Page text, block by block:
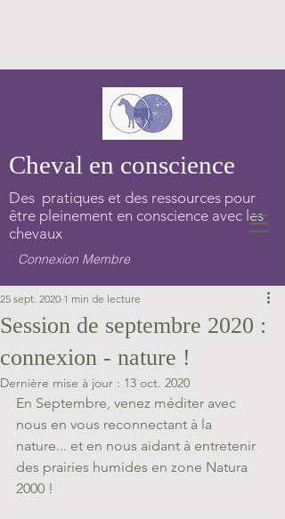
Cheval en conscience
Des pratiques et des ressources pour
être pleinement en conscience avec les
chevaux
Connexion Membre
Session de septembre 2020 :
connexion - nature !
25 sept. 2020 1 min de lecture
Dernière mise à jour : 13 oct. 2020
En Septembre, venez méditer avec
nous en vous reconnectant à la
nature... et en nous aidant à entretenir
des prairies humides en zone Natura
2000 !